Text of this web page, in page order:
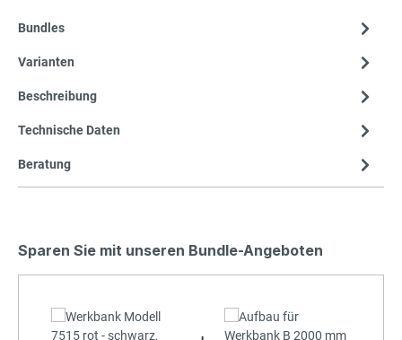
Bundles
Varianten
Beschreibung
Technische Daten
Beratung
Sparen Sie mit unseren Bundle-Angeboten